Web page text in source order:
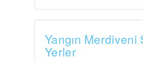
Yangın Merdiveni
Yerler